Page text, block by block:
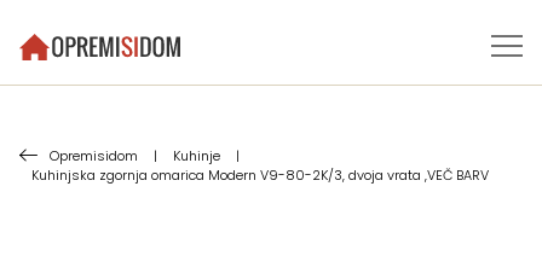
Opremisidom | Kuhinje
|
Kuhinjska zgornja omarica Modern V9-80-2K/3, dvoja vrata ,VEČ BARV